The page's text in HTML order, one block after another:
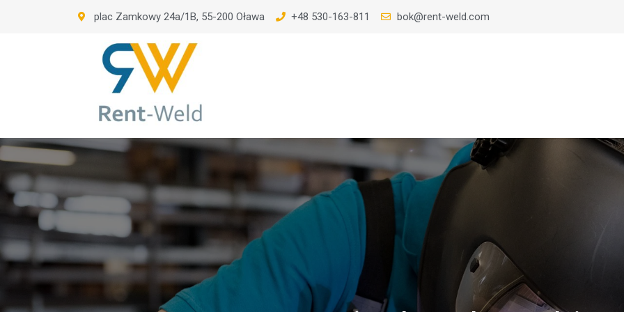
plac Zamkowy 24a/1B, 55-200 Oława +48 530-163-811 bok@rent-weld.com